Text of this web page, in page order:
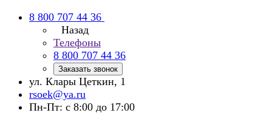
8 800 707 44 36
Назад
Телефоны
8 800 707 44 36
Заказать звонок
ул. Клары Цеткин, 1
rsoek@ya.ru
Пн-Пт: с 8:00 до 17:00